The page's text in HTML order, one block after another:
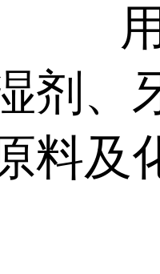
剂、
料及